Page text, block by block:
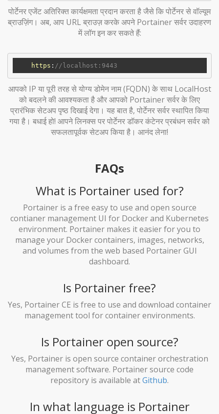
पोर्टेनर एजेंट अतिरिक्त कार्यक्षमता प्रदान करता है जैसे कि पोर्टेनर से वॉल्यूम
ब्राउज़िंग। अब, आप URL ब्राउज़ करके अपने Portainer सर्वर उदाहरण
में लॉग इन कर सकते हैं:
https : //localhost:9443
आपको IP या पूरी तरह से योग्य डोमेन नाम (FQDN) के साथ LocalHost
को बदलने की आवश्यकता है और आपको Portainer सर्वर के लिए
प्रारंभिक सेटअप पृष्ठ दिखाई देगा। यह बात है, पोर्टेनर सर्वर स्थापित किया
गया है। बधाई हो! आपने लिनक्स पर पोर्टेनर डॉकर कंटेनर प्रबंधन सर्वर को
सफलतापूर्वक सेटअप किया है। आनंद लेना!
FAQs
What is Portainer used for?
Portainer is a free easy to use and open source
contianer management UI for Docker and Kubernetes
environment. Portainer makes it easier for you to
manage your Docker containers, images, networks,
and volumes from the web based Portainer GUI
dashboard.
Is Portainer free?
Yes, Portainer CE is free to use and download container
management tool for container environments.
Is Portainer open source?
Yes, Portainer is open source container orchestration
management software. Portainer source code
repository is available atGithub.
In what language is Portainer